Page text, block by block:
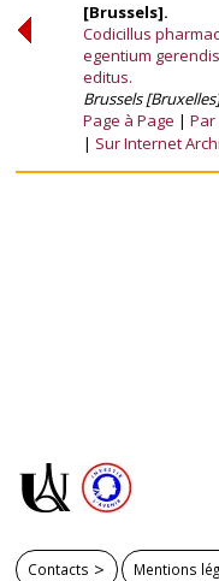
[Brussels].
Codicillus
egentium
editus.
Brussels
Page à Page
Sur Internet
Contacts Mentions